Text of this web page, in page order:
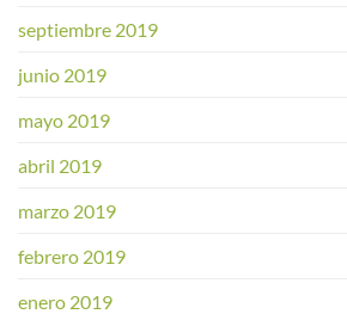
septiembre 2019
junio 2019
mayo 2019
abril 2019
marzo 2019
febrero 2019
enero 2019